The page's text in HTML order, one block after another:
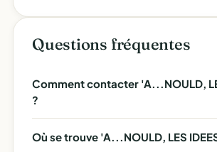
Questions fréquentes
Comment contacter 'A...NOULD,
?
Où se trouve 'A...NOULD, LES